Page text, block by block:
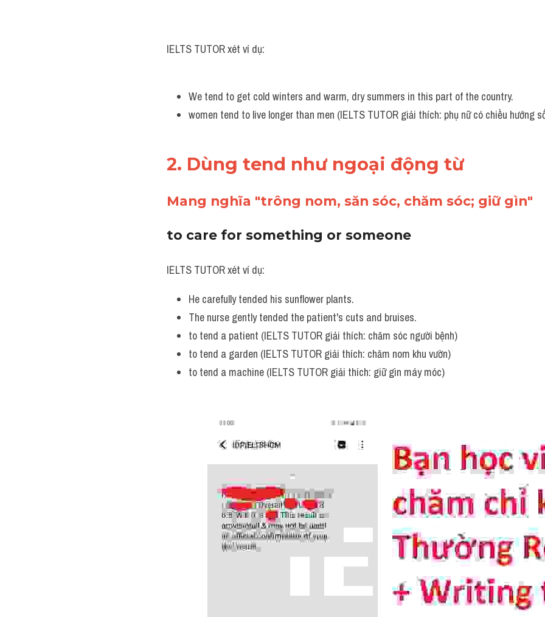
IELTS TUTOR xét ví dụ:
We tend to get cold winters and warm, dry summers in this part of the country.
women tend to live longer than men (IELTS TUTOR giải thích: phụ nữ có chiều hướng
2. Dùng tend như ngoại động từ
Mang nghĩa "trông nom, săn sóc, chăm sóc; giữ gìn"
to care for something or someone
IELTS TUTOR xét ví dụ:
He carefully tended his sunflower plants.
The nurse gently tended the patient's cuts and bruises.
to tend a patient (IELTS TUTOR giải thích: chăm sóc người bệnh)
to tend a garden (IELTS TUTOR giải thích: chăm nom khu vườn)
to tend a machine (IELTS TUTOR giải thích: giữ gìn máy móc)